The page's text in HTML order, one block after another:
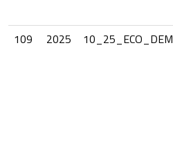
109
2025 10_25_ECO_DEM